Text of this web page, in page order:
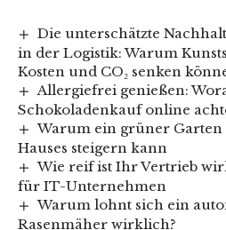
Die unterschätzte
in der Logistik: Warum
Kosten und CO₂ senken
Allergiefrei genießen:
Schokoladenkauf online
Warum ein grüner Garten
Hauses steigern kann
Wie reif ist Ihr Vertrieb
für IT-Unternehmen
Warum lohnt sich ein
Rasenmäher wirklich?